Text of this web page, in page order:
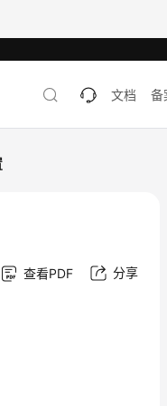
文档 备
查看PDF 分享